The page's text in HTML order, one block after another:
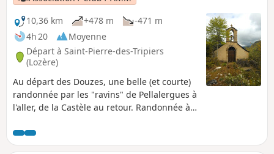
10,36 km
+478 m
-471 m
4h 20
Moyenne
Départ à Saint-Pierre-des-Tripiers
(Lozère)
Au départ des Douzes, une belle (et courte)
randonnée par les "ravins" de Pellalergues à
l'aller, de la Castèle au retour. Randonnée à
glissant, surtout à la descente)